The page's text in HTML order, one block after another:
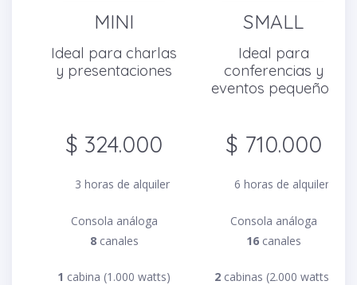
MINI
Ideal para charlas
y presentaciones
$ 324.000
3 horas de alquiler
Consola análoga
8canales
1 cabina (1.000 watts)
SMALL
Ideal para
conferencias y
eventos pequeños
$ 710.000
6 horas de alquiler
Consola análoga
16canales
2cabinas (2.000 watts)